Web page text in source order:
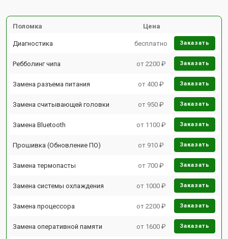
Поломка Цена
Диагностика бесплатно Заказать
Ребболинг чипа от 2200 ₽ Заказать
Замена разъема питания от 400 ₽ Заказать
Замена считывающей головки от 950 ₽ Заказать
Замена Bluetooth от 1100 ₽ Заказать
Прошивка (Обновление ПО) от 910 ₽ Заказать
Замена термопасты от 700 ₽ Заказать
Замена системы охлаждения от 1000 ₽ Заказать
Замена процессора от 2200 ₽ Заказать
Замена оперативной памяти от 1600 ₽ Заказать